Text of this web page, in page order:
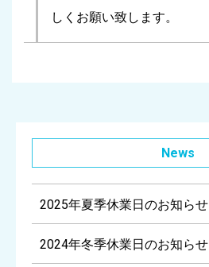
しくお願い致します。
News
2025年夏季休業日のお知らせ
2024年冬季休業日のお知らせ